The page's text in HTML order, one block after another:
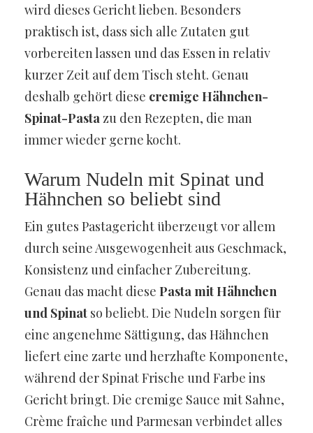
wird dieses Gericht lieben. Besonders
praktisch ist, dass sich alle Zutaten gut
vorbereiten lassen und das Essen in relativ
kurzer Zeit auf dem Tisch steht. Genau
deshalb gehört diese cremige Hähnchen-
Spinat-Pasta zu den Rezepten, die man
immer wieder gerne kocht.
Warum Nudeln mit Spinat und
Hähnchen so beliebt sind
Ein gutes Pastagericht überzeugt vor allem
durch seine Ausgewogenheit aus Geschmack,
Konsistenz und einfacher Zubereitung.
Genau das macht diese Pasta mit Hähnchen
und Spinat so beliebt. Die Nudeln sorgen für
eine angenehme Sättigung, das Hähnchen
liefert eine zarte und herzhafte Komponente,
während der Spinat Frische und Farbe ins
Gericht bringt. Die cremige Sauce mit Sahne,
Crème fraîche und Parmesan verbindet alles